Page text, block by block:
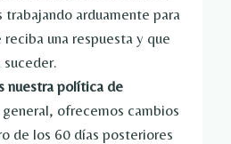
trabajando arduamente para
reciba una respuesta y que
suceder.
nuestra política de
general, ofrecemos cambios
de los 60 días posteriores